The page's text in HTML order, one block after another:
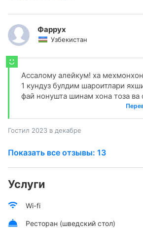
Фаррух
Узбекистан
Ассалому алейкум! ха
1 кундуз булдим шароитлари
фай нонушта шинам хона тоза ва
Гостил 2023 в декабре
Показать все отзывы: 13
Услуги
Wi-fi
Ресторан (шведский стол)